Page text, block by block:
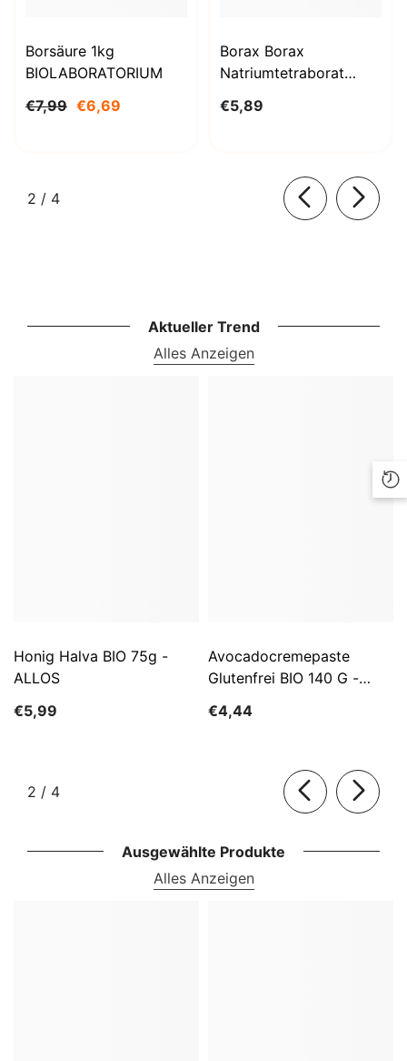
Borsäure 1kg
BIOLABORATORIUM
€7,99 €6,69
Borax Borax
Natriumtetraborat
BioLaboratorium
€5,89
2 / von
4
Aktueller Trend
Alles Anzeigen
Honig Halva BIO 75g -
ALLOS
€5,99
Avocadocremepaste
Glutenfrei BIO 140 G -
€4,44
2 / von
4
Ausgewählte Produkte
Alles Anzeigen